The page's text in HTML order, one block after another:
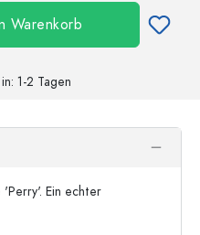
Warenkorb
in: 1-2 Tagen
'Perry'. Ein echter